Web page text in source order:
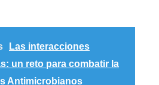
Las interacciones
un reto para combatir la
Antimicrobianos